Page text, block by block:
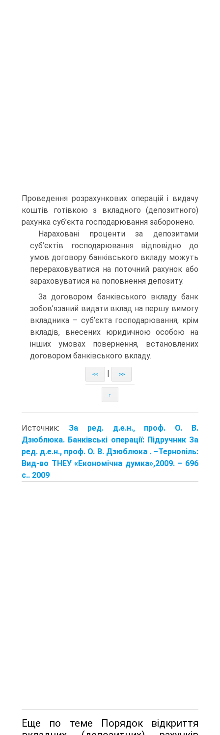
Проведення розрахункових операцій і видачу
коштів готівкою з вкладного (депозитного)
рахунка суб’єкта господарювання заборонено.
Нараховані проценти за депозитами
суб’єктів господарювання відповідно до
умов договору банківського вкладу можуть
перераховуватися на поточний рахунок або
зараховуватися на поповнення депозиту.
За договором банківського вкладу банк
зобов’язаний видати вклад на першу вимогу
вкладника – суб’єкта господарювання, крім
вкладів, внесених юридичною особою на
інших умовах повернення, встановлених
договором банківського вкладу.
<< >>
↑
Источник: За ред. д.е.н., проф. О. В.
Дзюблюка. Банківські операції: Підручник За
ред. д.е.н., проф. О. В. Дзюблюка . –Тернопіль:
Вид-во ТНЕУ «Економічна думка»,2009. – 696
с.. 2009
Еще по теме Порядок відкриття